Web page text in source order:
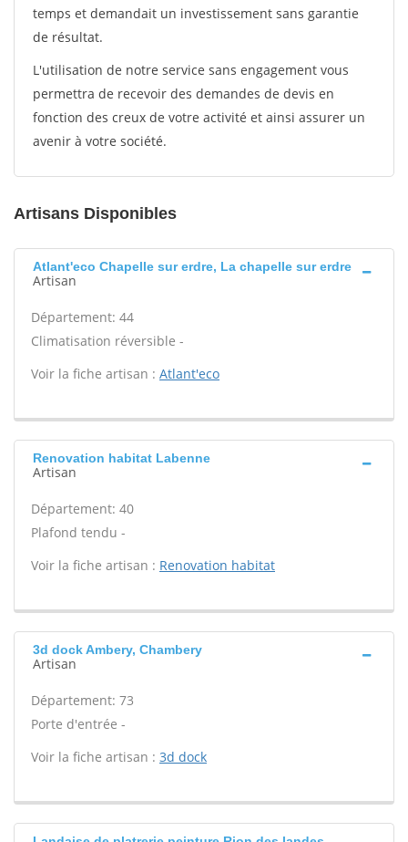
temps et demandait un investissement sans garantie
de résultat.
L'utilisation de notre service sans engagement vous
permettra de recevoir des demandes de devis en
fonction des creux de votre activité et ainsi assurer un
avenir à votre société.
Artisans Disponibles
Atlant'eco Chapelle sur erdre, La chapelle sur erdre
Artisan
Département: 44
Climatisation réversible -
Voir la fiche artisan : Atlant'eco
Renovation habitat Labenne
Artisan
Département: 40
Plafond tendu -
Voir la fiche artisan : Renovation habitat
3d dock Ambery, Chambery
Artisan
Département: 73
Porte d'entrée -
Voir la fiche artisan : 3d dock